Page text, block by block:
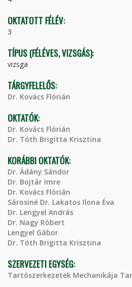
OKTATOTT FÉLÉV:
3
TÍPUS (FÉLÉVES, VIZSGÁS):
vizsga
TÁRGYFELELŐS:
Dr. Kovács Flórián
OKTATÓK:
Dr. Kovács Flórián
Dr. Tóth Brigitta Krisztina
KORÁBBI OKTATÓK:
Dr. Ádány Sándor
Dr. Bojtár Imre
Dr. Kovács Flórián
Sárosiné Dr. Lakatos Ilona Éva
Dr. Lengyel András
Dr. Nagy Róbert
Lengyel Gábor
Dr. Tóth Brigitta Krisztina
SZERVEZETI EGYSÉG:
Tartószerkezetek Mechanikája